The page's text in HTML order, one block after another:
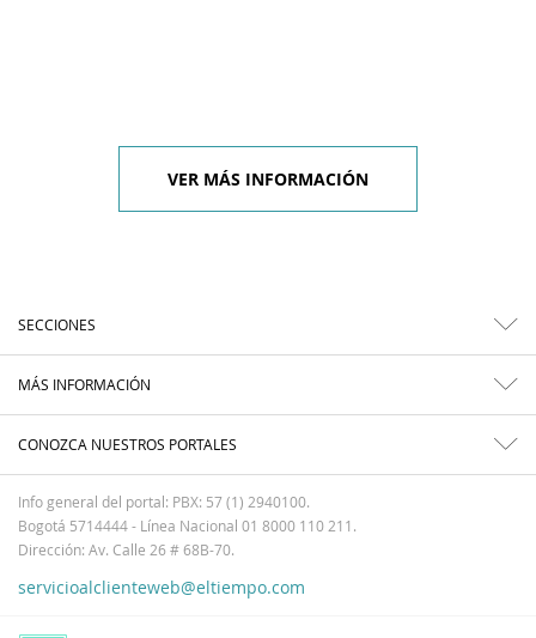
VER MÁS INFORMACIÓN
SECCIONES
MÁS INFORMACIÓN
CONOZCA NUESTROS PORTALES
Info general del portal: PBX: 57 (1) 2940100.
Bogotá 5714444 - Línea Nacional 01 8000 110 211.
Dirección: Av. Calle 26 # 68B-70.
servicioalclienteweb@eltiempo.com